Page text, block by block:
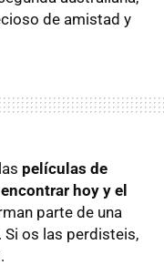
de amistad y
películas de
hoy y el
parte de una
Si os las perdisteis,